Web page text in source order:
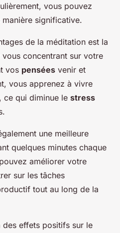
vous pouvez
significative.
de la méditation est la
vous concentrant sur votre
vos pensées venir et
vous apprenez à vivre
ce qui diminue le stress
une meilleure
quelques minutes chaque
améliorer votre
sur les tâches
tout au long de la
des effets positifs sur le